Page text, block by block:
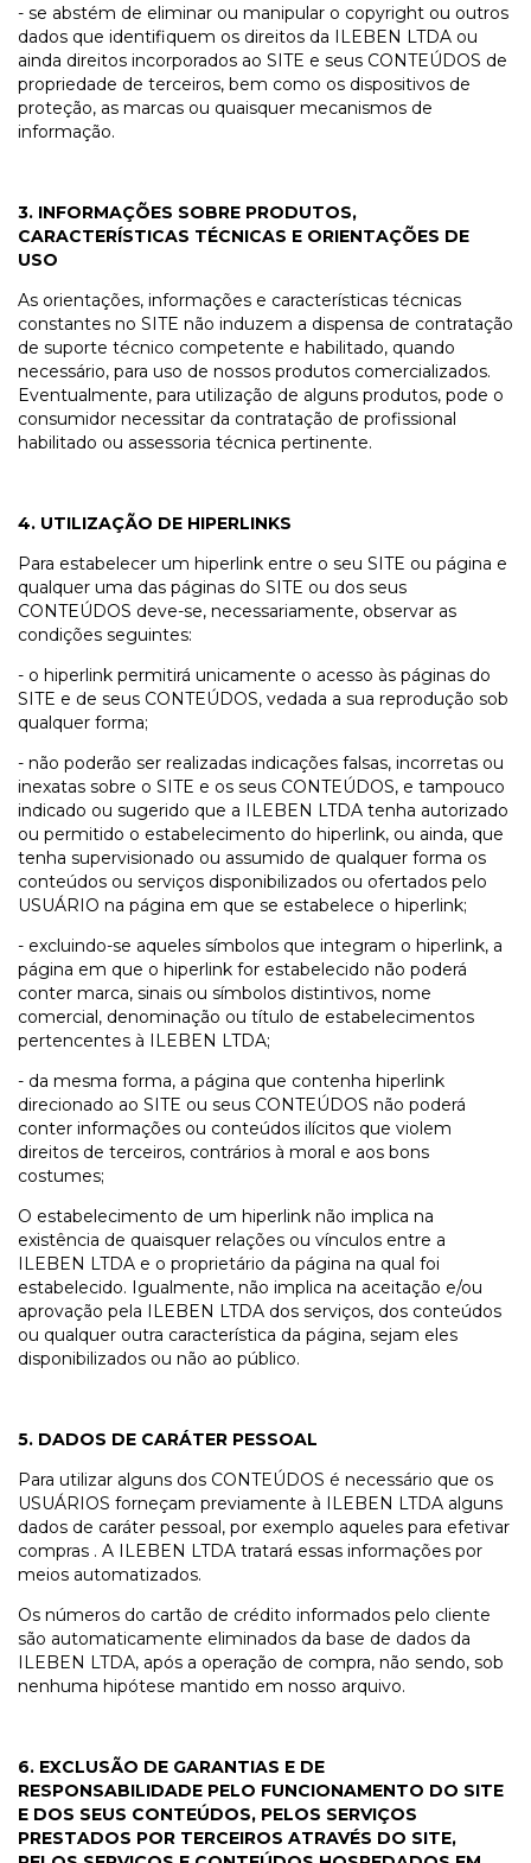
- se abstém de eliminar ou manipular o copyright ou outros
dados que identifiquem os direitos da ILEBEN LTDA ou
ainda direitos incorporados ao SITE e seus CONTEÚDOS de
propriedade de terceiros, bem como os dispositivos de
proteção, as marcas ou quaisquer mecanismos de
informação.
3. INFORMAÇÕES SOBRE PRODUTOS,
CARACTERÍSTICAS TÉCNICAS E ORIENTAÇÕES DE
USO
As orientações, informações e características técnicas
constantes no SITE não induzem a dispensa de contratação
de suporte técnico competente e habilitado, quando
necessário, para uso de nossos produtos comercializados.
Eventualmente, para utilização de alguns produtos, pode o
consumidor necessitar da contratação de profissional
habilitado ou assessoria técnica pertinente.
4. UTILIZAÇÃO DE HIPERLINKS
Para estabelecer um hiperlink entre o seu SITE ou página e
qualquer uma das páginas do SITE ou dos seus
CONTEÚDOS deve-se, necessariamente, observar as
condições seguintes:
- o hiperlink permitirá unicamente o acesso às páginas do
SITE e de seus CONTEÚDOS, vedada a sua reprodução sob
qualquer forma;
- não poderão ser realizadas indicações falsas, incorretas ou
inexatas sobre o SITE e os seus CONTEÚDOS, e tampouco
indicado ou sugerido que a ILEBEN LTDA tenha autorizado
ou permitido o estabelecimento do hiperlink, ou ainda, que
tenha supervisionado ou assumido de qualquer forma os
conteúdos ou serviços disponibilizados ou ofertados pelo
USUÁRIO na página em que se estabelece o hiperlink;
- excluindo-se aqueles símbolos que integram o hiperlink, a
página em que o hiperlink for estabelecido não poderá
conter marca, sinais ou símbolos distintivos, nome
comercial, denominação ou título de estabelecimentos
pertencentes à ILEBEN LTDA;
- da mesma forma, a página que contenha hiperlink
direcionado ao SITE ou seus CONTEÚDOS não poderá
conter informações ou conteúdos ilícitos que violem
direitos de terceiros, contrários à moral e aos bons
costumes;
O estabelecimento de um hiperlink não implica na
existência de quaisquer relações ou vínculos entre a
ILEBEN LTDA e o proprietário da página na qual foi
estabelecido. Igualmente, não implica na aceitação e/ou
aprovação pela ILEBEN LTDA dos serviços, dos conteúdos
ou qualquer outra característica da página, sejam eles
disponibilizados ou não ao público.
5. DADOS DE CARÁTER PESSOAL
Para utilizar alguns dos CONTEÚDOS é necessário que os
USUÁRIOS forneçam previamente à ILEBEN LTDA alguns
dados de caráter pessoal, por exemplo aqueles para efetivar
compras . A ILEBEN LTDA tratará essas informações por
meios automatizados.
Os números do cartão de crédito informados pelo cliente
são automaticamente eliminados da base de dados da
ILEBEN LTDA, após a operação de compra, não sendo, sob
nenhuma hipótese mantido em nosso arquivo.
6. EXCLUSÃO DE GARANTIAS E DE
RESPONSABILIDADE PELO FUNCIONAMENTO DO SITE
E DOS SEUS CONTEÚDOS, PELOS SERVIÇOS
PRESTADOS POR TERCEIROS ATRAVÉS DO SITE,